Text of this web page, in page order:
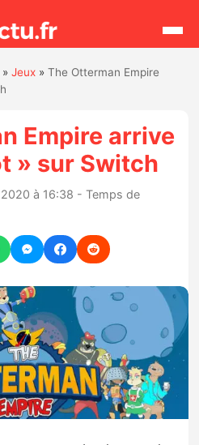
»Jeux »The Otterman Empire
Empire arrive
» sur Switch
à 16:38 - Temps de